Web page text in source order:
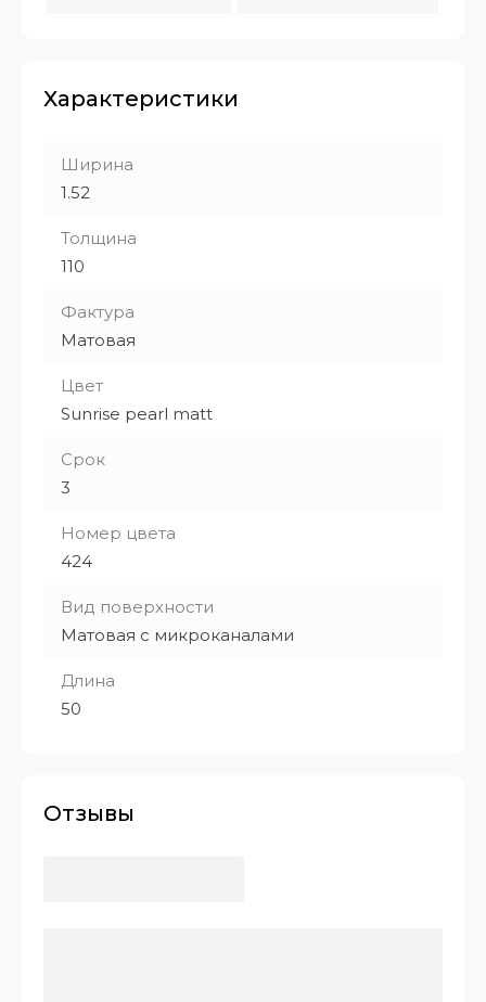
Характеристики
Ширина
1.52
Толщина
110
Фактура
Матовая
Цвет
Sunrise pearl matt
Срок
3
Номер цвета
424
Вид поверхности
Матовая с микроканалами
Длина
50
Отзывы